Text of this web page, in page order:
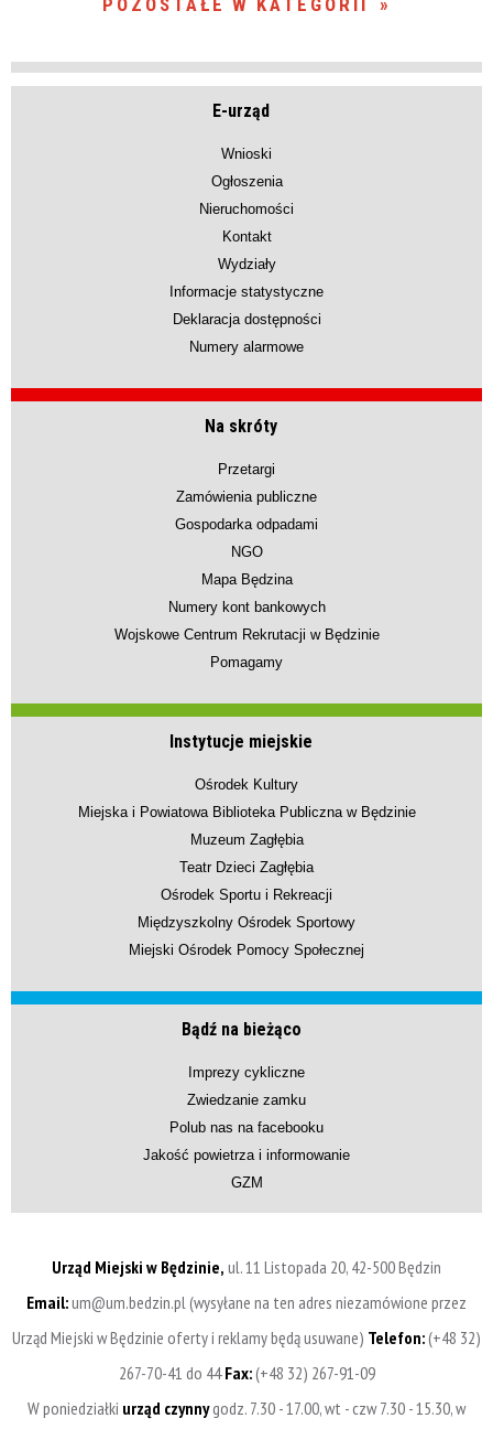
POZOSTAŁE W KATEGORII
E-urząd
Wnioski
Ogłoszenia
Nieruchomości
Kontakt
Wydziały
Informacje statystyczne
Deklaracja dostępności
Numery alarmowe
Na skróty
Przetargi
Zamówienia publiczne
Gospodarka odpadami
NGO
Mapa Będzina
Numery kont bankowych
Wojskowe Centrum Rekrutacji w Będzinie
Pomagamy
Instytucje miejskie
Ośrodek Kultury
Miejska i Powiatowa Biblioteka Publiczna w Będzinie
Muzeum Zagłębia
Teatr Dzieci Zagłębia
Ośrodek Sportu i Rekreacji
Międzyszkolny Ośrodek Sportowy
Miejski Ośrodek Pomocy Społecznej
Bądź na bieżąco
Imprezy cykliczne
Zwiedzanie zamku
Polub nas na facebooku
Jakość powietrza i informowanie
GZM
Urząd Miejski w Będzinie, ul. 11 Listopada 20, 42-500 Będzin
Email:um@um.bedzin.pl (wysyłane na ten adres niezamówione przez
Urząd Miejski w Będzinie oferty i reklamy będą usuwane) Telefon:(+48 32)
267-70-41 do 44Fax:(+48 32) 267-91-09
W poniedziałki urząd czynnygodz. 7.30 - 17.00, wt - czw 7.30 - 15.30, w